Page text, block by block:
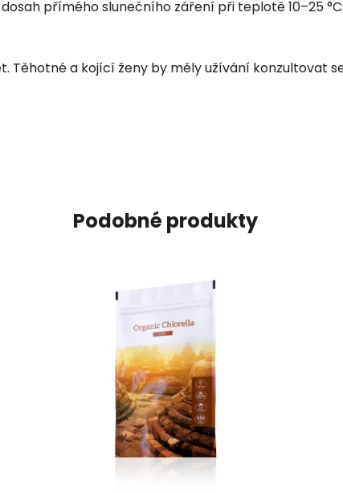
přímého slunečního záření při teplotě 10–25
Těhotné a kojící ženy by měly užívání konzultovat
Podobné produkty